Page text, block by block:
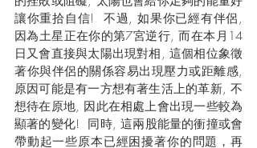
讓你重拾自信!  不過, 如果你已經有伴侶,
因為土星正在你的第7宮逆行, 而在本月14
日又會直接與太陽出現對相, 這個相位象徵
著你與伴侶的關係容易出現壓力或距離感,
原因可能是有一方想有著生活上的革新, 不
想待在原地, 因此在相處上會出現一些較為
顯著的變化!  同時, 這兩股能量的衝撞或會
帶動起一些原本已經困擾著你的問題，再